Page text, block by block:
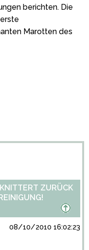
berichten. Die
Marotten des
ZURÜCK
08/10/2010 16:02:23